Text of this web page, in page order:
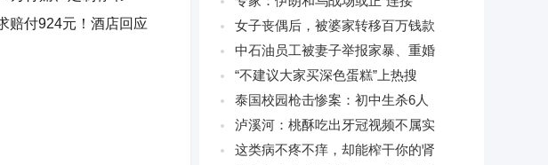
赔付924元！酒店回应
女子丧偶后，被婆家转移百万钱款
中石油员工被妻子举报家暴、重婚
“不建议大家买深色蛋糕”上热搜
泰国校园枪击惨案：初中生杀6人
泸溪河：桃酥吃出牙冠视频不属实
这类病不疼不痒，却能榨干你的肾